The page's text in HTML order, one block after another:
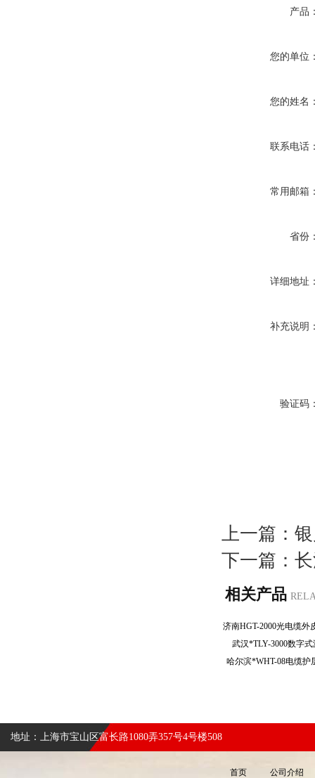
产品
您的单位
您的姓名
联系电话
常用邮箱
省份
详细地址
补充说明
验证码
上一篇：
下一篇：
相关产品
武汉*TLY-3000数字
哈尔滨*WHT-08电缆
地址：上海市宝山区富长路1080弄357号4号楼508
首页 公司介绍